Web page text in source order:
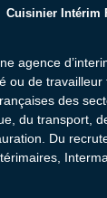
Cuisinier Intérim
agence
ou de
des
du transport,
Du